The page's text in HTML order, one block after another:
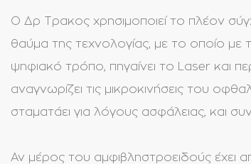
Ο Δρ Τρακος χρησιμοποιεί το πλέον
θαύμα της τεχνολογίας, με το οποίο με
ψηφιακό τρόπο, πηγαίνει το Laser και
αναγνωρίζει τις μικροκινήσεις του
σταματάει για λόγους ασφάλειας, και
Αν μέρος του αμφιβληστροειδούς έχει